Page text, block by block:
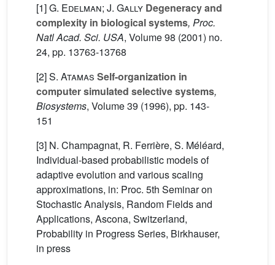
[1]G. Edelman; J. Gally Degeneracy and
complexity in biological systems, Proc.
Natl Acad. Sci. USA, Volume 98 (2001) no.
24, pp. 13763-13768
[2]S. Atamas Self-organization in
computer simulated selective systems,
Biosystems, Volume 39 (1996), pp. 143-
151
[3] N. Champagnat, R. Ferrière, S. Méléard,
Individual-based probabilistic models of
adaptive evolution and various scaling
approximations, in: Proc. 5th Seminar on
Stochastic Analysis, Random Fields and
Applications, Ascona, Switzerland,
Probability in Progress Series, Birkhauser,
in press